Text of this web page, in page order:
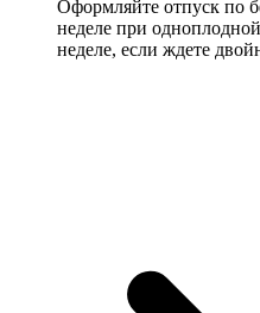
Оформляйте отпуск по
неделе при
неделе, если ждете